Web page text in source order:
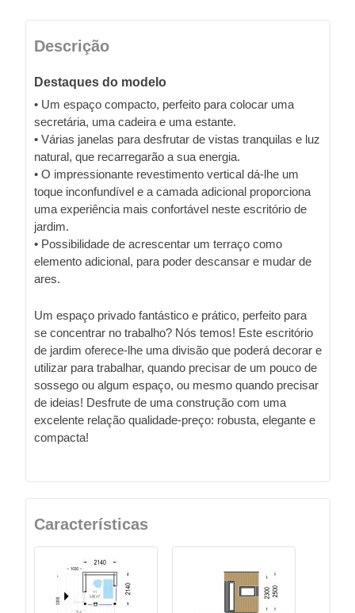
Descrição
Destaques do modelo
• Um espaço compacto, perfeito para colocar uma
secretária, uma cadeira e uma estante.
• Várias janelas para desfrutar de vistas tranquilas e luz
natural, que recarregarão a sua energia.
• O impressionante revestimento vertical dá-lhe um
toque inconfundível e a camada adicional proporciona
uma experiência mais confortável neste escritório de
jardim.
• Possibilidade de acrescentar um terraço como
elemento adicional, para poder descansar e mudar de
ares.
Um espaço privado fantástico e prático, perfeito para
se concentrar no trabalho? Nós temos! Este escritório
de jardim oferece-lhe uma divisão que poderá decorar e
utilizar para trabalhar, quando precisar de um pouco de
sossego ou algum espaço, ou mesmo quando precisar
de ideias! Desfrute de uma construção com uma
excelente relação qualidade-preço: robusta, elegante e
compacta!
Características